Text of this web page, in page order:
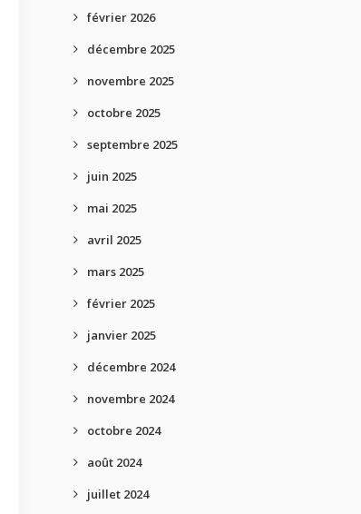
février 2026
décembre 2025
novembre 2025
octobre 2025
septembre 2025
juin 2025
mai 2025
avril 2025
mars 2025
février 2025
janvier 2025
décembre 2024
novembre 2024
octobre 2024
août 2024
juillet 2024